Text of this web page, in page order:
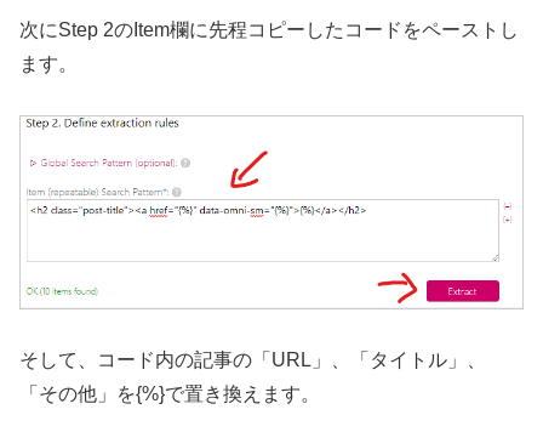
次にStep 2のItem欄に先程コピーしたコードをペーストし
ます。
そして、コード内の記事の「URL」、「タイトル」、
「その他」を{%}で置き換えます。